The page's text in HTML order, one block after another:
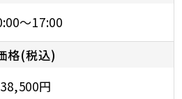
～17:00
格(税込)
38,500円